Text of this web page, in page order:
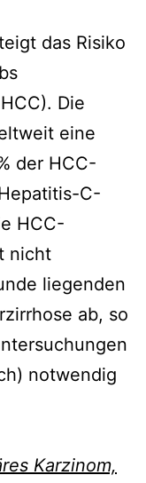
das Risiko
Die
eine
der HCC-
C-
HCC-
nicht
liegenden
ab, so
notwendig
Karzinom,